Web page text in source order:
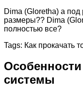
Dima (Gloretha) а под
размеры?? Dima
полностью все?
Tags: Как прокачать
системы